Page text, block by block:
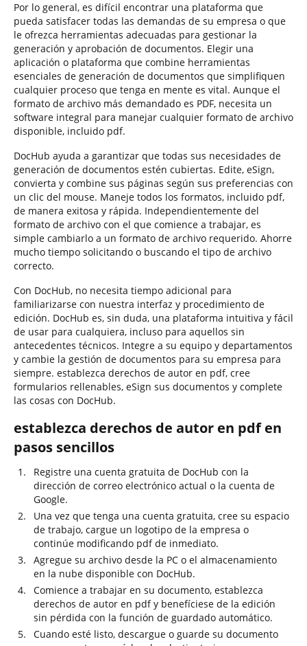
Por lo general, es difícil encontrar una plataforma que
pueda satisfacer todas las demandas de su empresa o que
le ofrezca herramientas adecuadas para gestionar la
generación y aprobación de documentos. Elegir una
aplicación o plataforma que combine herramientas
esenciales de generación de documentos que simplifiquen
cualquier proceso que tenga en mente es vital. Aunque el
formato de archivo más demandado es PDF, necesita un
software integral para manejar cualquier formato de archivo
disponible, incluido pdf.
DocHub ayuda a garantizar que todas sus necesidades de
generación de documentos estén cubiertas. Edite, eSign,
convierta y combine sus páginas según sus preferencias con
un clic del mouse. Maneje todos los formatos, incluido pdf,
de manera exitosa y rápida. Independientemente del
formato de archivo con el que comience a trabajar, es
simple cambiarlo a un formato de archivo requerido. Ahorre
mucho tiempo solicitando o buscando el tipo de archivo
correcto.
Con DocHub, no necesita tiempo adicional para
familiarizarse con nuestra interfaz y procedimiento de
edición. DocHub es, sin duda, una plataforma intuitiva y fácil
de usar para cualquiera, incluso para aquellos sin
antecedentes técnicos. Integre a su equipo y departamentos
y cambie la gestión de documentos para su empresa para
siempre. establezca derechos de autor en pdf, cree
formularios rellenables, eSign sus documentos y complete
las cosas con DocHub.
establezca derechos de autor en pdf en
pasos sencillos
Registre una cuenta gratuita de DocHub con la
dirección de correo electrónico actual o la cuenta de
Google.
Una vez que tenga una cuenta gratuita, cree su espacio
de trabajo, cargue un logotipo de la empresa o
continúe modificando pdf de inmediato.
Agregue su archivo desde la PC o el almacenamiento
en la nube disponible con DocHub.
Comience a trabajar en su documento, establezca
derechos de autor en pdf y benefíciese de la edición
sin pérdida con la función de guardado automático.
Cuando esté listo, descargue o guarde su documento